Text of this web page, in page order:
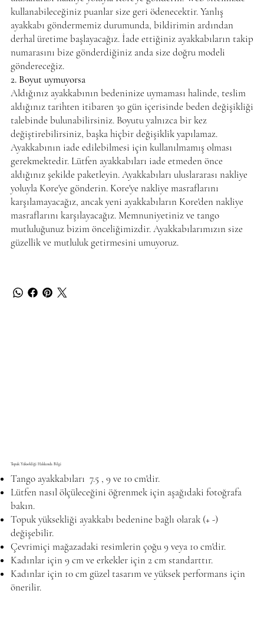
kullanabileceğiniz puanlar size geri ödenecektir. Yanlış
ayakkabı göndermemiz durumunda, bildirimin ardından
derhal üretime başlayacağız. İade ettiğiniz ayakkabıların takip
numarasını bize gönderdiğiniz anda size doğru modeli
göndereceğiz.
2. Boyut uymuyorsa
Aldığınız ayakkabının bedeninize uymaması halinde, teslim
aldığınız tarihten itibaren 30 gün içerisinde beden değişikliği
talebinde bulunabilirsiniz. Boyutu yalnızca bir kez
değiştirebilirsiniz, başka hiçbir değişiklik yapılamaz.
Ayakkabının iade edilebilmesi için kullanılmamış olması
gerekmektedir. Lütfen ayakkabıları iade etmeden önce
aldığınız şekilde paketleyin. Ayakkabıları uluslararası nakliye
yoluyla Kore'ye gönderin. Kore'ye nakliye masraflarını
karşılamayacağız, ancak yeni ayakkabıların Kore'den nakliye
masraflarını karşılayacağız. Memnuniyetiniz ve tango
mutluluğunuz bizim önceliğimizdir. Ayakkabılarımızın size
güzellik ve mutluluk getirmesini umuyoruz.
Topuk Yüksekliği Hakkında Bilgi
Tango ayakkabıları 7.5 , 9 ve 10 cm'dir.
Lütfen nasıl ölçüleceğini öğrenmek için aşağıdaki fotoğrafa
bakın.
Topuk yüksekliği ayakkabı bedenine bağlı olarak (+ -)
değişebilir.
Çevrimiçi mağazadaki resimlerin çoğu 9 veya 10 cm'dir.
Kadınlar için 9 cm ve erkekler için 2 cm standarttır.
Kadınlar için 10 cm güzel tasarım ve yüksek performans için
önerilir.